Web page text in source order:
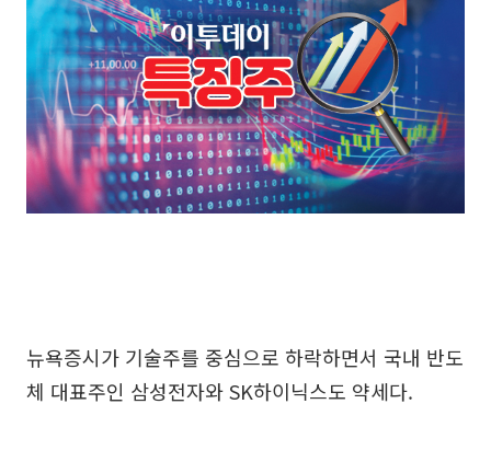
뉴욕증시가 기술주를 중심으로 하락하면서 국내 반도
체 대표주인 삼성전자와 SK하이닉스도 약세다.